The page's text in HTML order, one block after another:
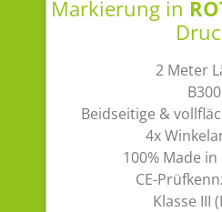
Markierung in
2 Meter
B300
Beidseitige &
4x
100% Made
CE-
Klasse III